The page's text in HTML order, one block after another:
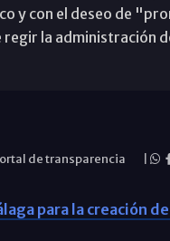
y con el deseo de
la administración
de transparencia
para la creación